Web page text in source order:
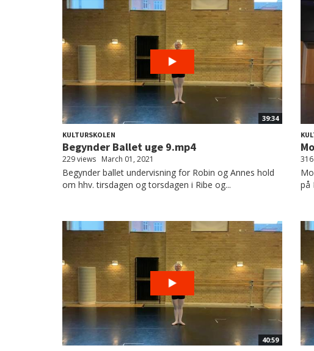
39:34
KULTURSKOLEN
Begynder Ballet uge 9.mp4
229 views March 01, 2021
Begynder ballet undervisning for Robin og Annes hold
om hhv. tirsdagen og torsdagen i Ribe og...
på
40:59